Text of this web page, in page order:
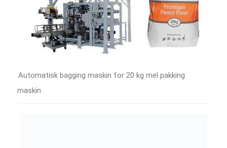
Automatisk bagging maskin for 20 kg mel pakking
maskin